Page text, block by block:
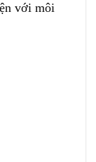
với môi